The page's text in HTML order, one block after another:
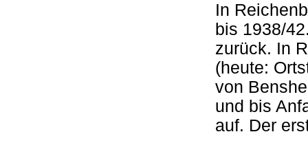
In
bis 1938/
zurück. In
(heute:
von
und bis
auf. Der